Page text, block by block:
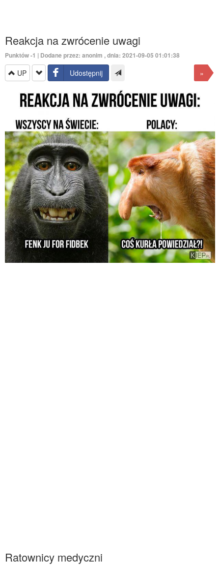
Reakcja na zwrócenie uwagi
Punktów-1 | Dodane przez: anonim , dnia: 2021-09-05 01:01:38
UP Udostępnij »
Ratownicy medyczni